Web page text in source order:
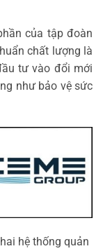
của tập đoàn
chất lượng là
tư vào đổi mới
như bảo vệ sức
hệ thống quản